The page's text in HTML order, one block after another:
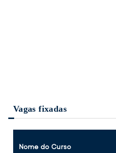
Vagas fixadas
Nome do Curso